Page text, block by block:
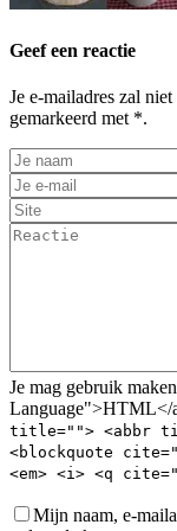
Geef een reactie
Je e-mailadres zal
gemarkeerd met *.
Je mag gebruik
Language">HTML</
title=""> <abbr
<blockquote
<em> <i> <q
Mijn naam, e-